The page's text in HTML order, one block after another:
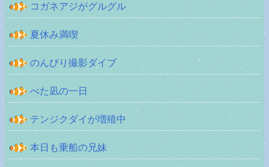
コガネアジがグルグル
夏休み満喫
のんびり撮影ダイブ
べた凪の一日
テンジクダイが増殖中
本日も乗船の兄妹